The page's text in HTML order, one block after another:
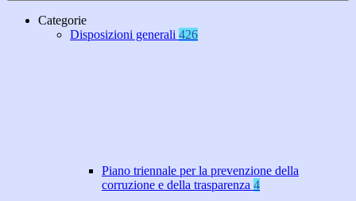
Categorie
Disposizioni generali 426
Piano triennale per la prevenzione della
corruzione e della trasparenza 4